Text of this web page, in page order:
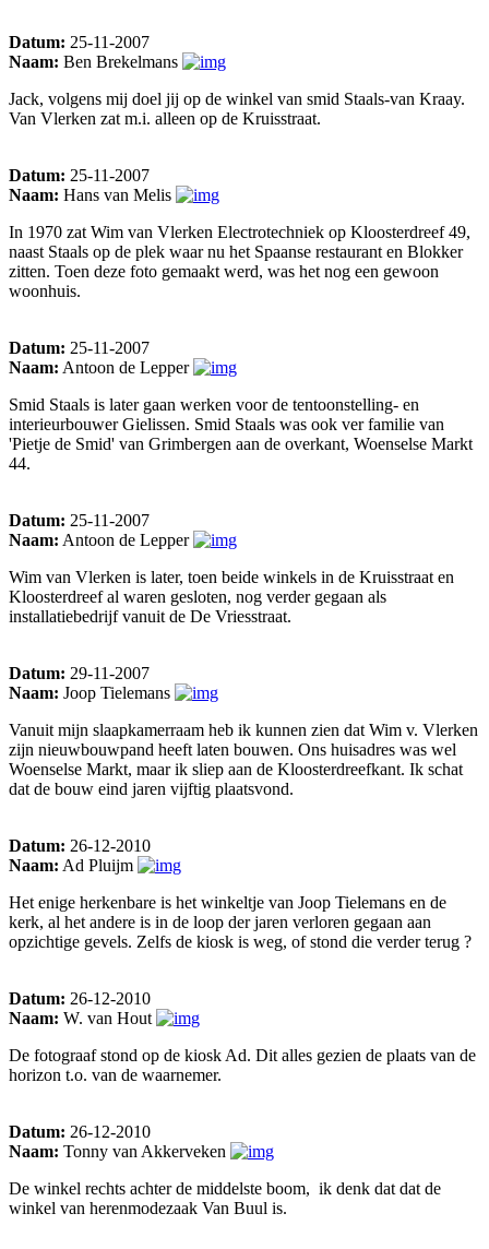
Datum: 25-11-2007
Naam: Ben Brekelmans
Jack, volgens mij doel jij op de winkel van smid Staals-van Kraay.
Van Vlerken zat m.i. alleen op de Kruisstraat.
Datum: 25-11-2007
Naam: Hans van Melis
In 1970 zat Wim van Vlerken Electrotechniek op Kloosterdreef 49,
naast Staals op de plek waar nu het Spaanse restaurant en Blokker
zitten. Toen deze foto gemaakt werd, was het nog een gewoon
woonhuis.
Datum: 25-11-2007
Naam: Antoon de Lepper
Smid Staals is later gaan werken voor de tentoonstelling- en
interieurbouwer Gielissen. Smid Staals was ook ver familie van
'Pietje de Smid' van Grimbergen aan de overkant, Woenselse Markt
44.
Datum: 25-11-2007
Naam: Antoon de Lepper
Wim van Vlerken is later, toen beide winkels in de Kruisstraat en
Kloosterdreef al waren gesloten, nog verder gegaan als
installatiebedrijf vanuit de De Vriesstraat.
Datum: 29-11-2007
Naam: Joop Tielemans
Vanuit mijn slaapkamerraam heb ik kunnen zien dat Wim v. Vlerken
zijn nieuwbouwpand heeft laten bouwen. Ons huisadres was wel
Woenselse Markt, maar ik sliep aan de Kloosterdreefkant. Ik schat
dat de bouw eind jaren vijftig plaatsvond.
Datum: 26-12-2010
Naam: Ad Pluijm
Het enige herkenbare is het winkeltje van Joop Tielemans en de
kerk, al het andere is in de loop der jaren verloren gegaan aan
opzichtige gevels. Zelfs de kiosk is weg, of stond die verder terug ?
Datum: 26-12-2010
Naam: W. van Hout
De fotograaf stond op de kiosk Ad. Dit alles gezien de plaats van de
horizon t.o. van de waarnemer.
Datum: 26-12-2010
Naam: Tonny van Akkerveken
De winkel rechts achter de middelste boom, ik denk dat dat de
winkel van herenmodezaak Van Buul is.